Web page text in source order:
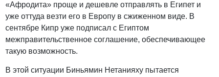
«Афродита» проще и дешевле отправлять в Египет и
уже оттуда везти его в Европу в сжиженном виде. В
сентябре Кипр уже подписал с Египтом
межправительственное соглашение, обеспечивающее
такую возможность.
В этой ситуации Биньямин Нетанияху пытается